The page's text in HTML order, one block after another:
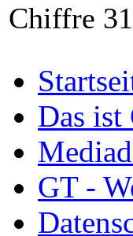
Chiffre
Das ist
GT -